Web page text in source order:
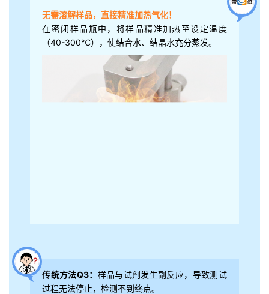
无需溶解样品，直接精准加热气化！
在密闭样品瓶中，将样品精准加热至设定温度
（40-300℃），使结合水、结晶水充分蒸发。
传统方法Q3： 样品与试剂发生副反应，导致测试
过程无法停止，检测不到终点。